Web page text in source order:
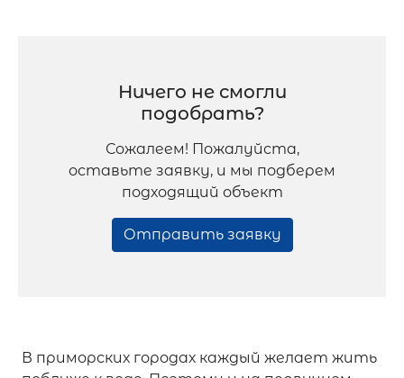
Ничего не смогли
подобрать?
Сожалеем! Пожалуйста,
оставьте заявку, и мы подберем
подходящий объект
Отправить заявку
В приморских городах каждый желает жить